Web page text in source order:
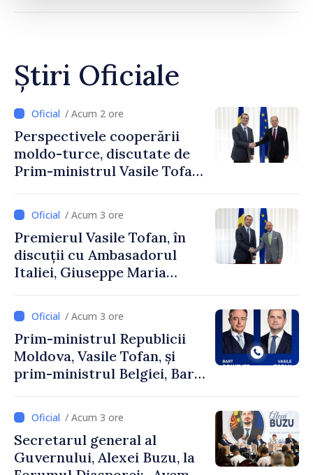
Știri Oficiale
/ Acum 2 ore
Perspectivele cooperării
moldo-turce, discutate de
Prim-ministrul Vasile Tofan
Uygar Mustafa Sertel
/ Acum 3 ore
Premierul Vasile Tofan, în
discuții cu Ambasadorul
Italiei, Giuseppe Maria
/ Acum 3 ore
Prim-ministrul Republicii
Moldova, Vasile Tofan, și
prim-ministrul Belgiei, Bart
despre parcursul european
al Republicii Moldova.
/ Acum 3 ore
Secretarul general al
Guvernului, Alexei Buzu, la